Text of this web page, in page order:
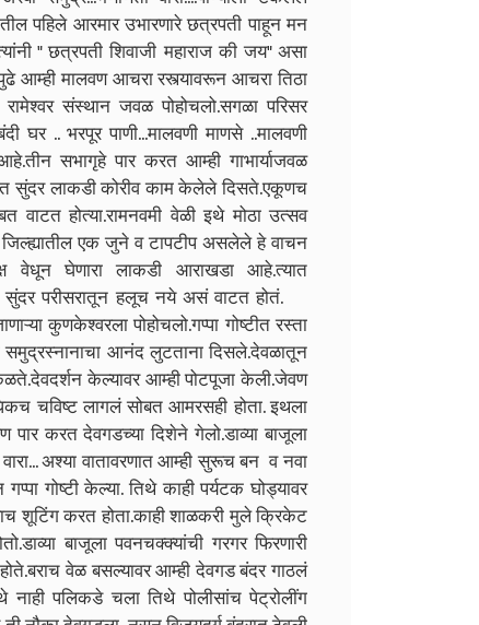
पहिले आरमार उभारणारे छत्रपती पाहून मन
" छत्रपती शिवाजी महाराज की जय" असा
आम्ही मालवण आचरा रस्त्यावरून आचरा तिठा
संस्थान जवळ पोहोचलो.सगळा परिसर
घर .. भरपूर पाणी...मालवणी माणसे ..मालवणी
सभागृहे पार करत आम्ही गाभार्याजवळ
सुंदर लाकडी कोरीव काम केलेले दिसते.एकूणच
वाटत होत्या.रामनवमी वेळी इथे मोठा उत्सव
एक जुने व टापटीप असलेले हे वाचन
वेधून घेणारा लाकडी आराखडा आहे.त्यात
सुंदर परीसरातून हलूच नये असं वाटत होतं.
कुणकेश्वरला पोहोचलो.गप्पा गोष्टीत रस्ता
आनंद लुटताना दिसले.देवळातून
केल्यावर आम्ही पोटपूजा केली.जेवण
चविष्ट लागलं सोबत आमरसही होता. इथला
पार करत देवगडच्या दिशेने गेलो.डाव्या बाजूला
अश्या वातावरणात आम्ही सुरूच बन व नवा
गोष्टी केल्या. तिथे काही पर्यटक घोड्यावर
शूटिंग करत होता.काही शाळकरी मुले क्रिकेट
बाजूला पवनचक्क्यांची गरगर फिरणारी
होते.बराच वेळ बसल्यावर आम्ही देवगड बंदर गाठलं
नाही पलिकडे चला तिथे पोलीसांच पेट्रोलींग